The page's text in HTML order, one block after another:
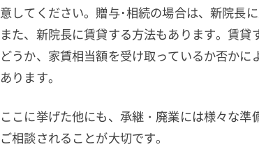
意してください。贈与･相続の場合は、新院長
また、新院長に賃貸する方法もあります。賃
どうか、家賃相当額を受け取っているか否か
あります。
ここに挙げた他にも、承継・廃業には様々な
ご相談されることが大切です。